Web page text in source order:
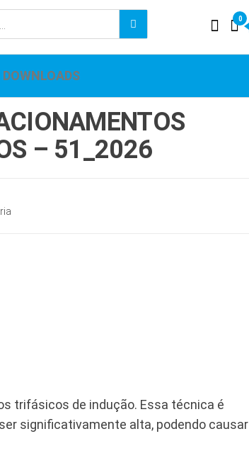
0
DOWNLOADS
– 51_2026
trifásicos de indução. Essa técnica é
significativamente alta, podendo causar